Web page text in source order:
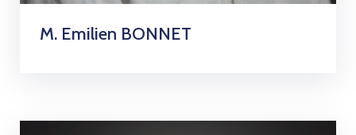
M. Emilien BONNET